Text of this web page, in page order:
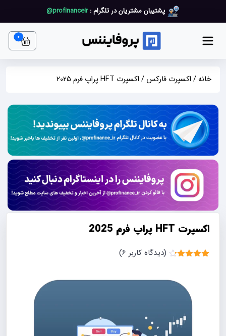
پشتیبان مشتریان در تلگرام :profinanceir@
0
item
خانه/ اکسپرت فارکس / اکسپرت HFT پراپ فرم 2025
اکسپرت HFT پراپ فرم 2025
(دیدگاه کاربر 6
)